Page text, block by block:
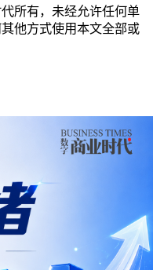
所有，未经允许任何单
他方式使用本文全部或